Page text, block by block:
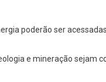
poderão ser
e mineração sejam